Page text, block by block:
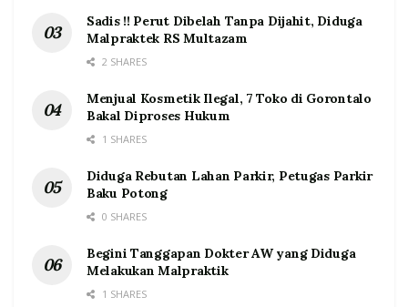
Sadis !! Perut Dibelah Tanpa Dijahit, Diduga
Malpraktek RS Multazam
2 SHARES
Menjual Kosmetik Ilegal, 7 Toko di Gorontalo
Bakal Diproses Hukum
1 SHARES
Diduga Rebutan Lahan Parkir, Petugas Parkir
Baku Potong
0 SHARES
Begini Tanggapan Dokter AW yang Diduga
Melakukan Malpraktik
1 SHARES